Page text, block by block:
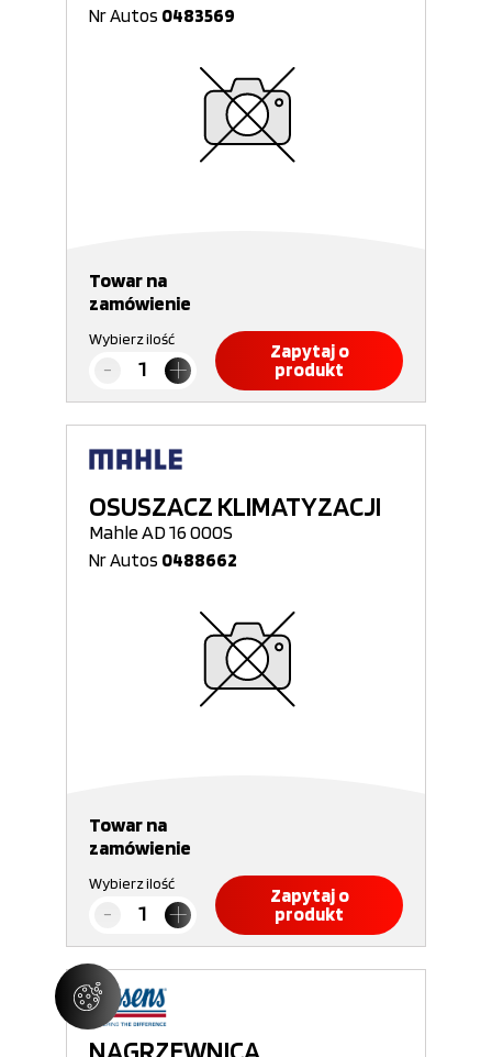
Nr Autos 0483569
Towar na
zamówienie
Wybierz ilość
Zapytaj o
produkt
OSUSZACZ KLIMATYZACJI
Mahle AD 16 000S
Nr Autos 0488662
Towar na
zamówienie
Wybierz ilość
Zapytaj o
produkt
NAGRZEWNICA